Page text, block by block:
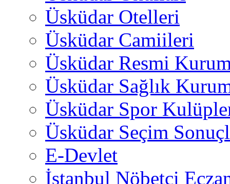
Üsküdar Otelleri
Üsküdar Camiileri
Üsküdar Resmi
Üsküdar Sağlık
Üsküdar Spor
Üsküdar Seçim
E-Devlet
İstanbul Nöbetçi